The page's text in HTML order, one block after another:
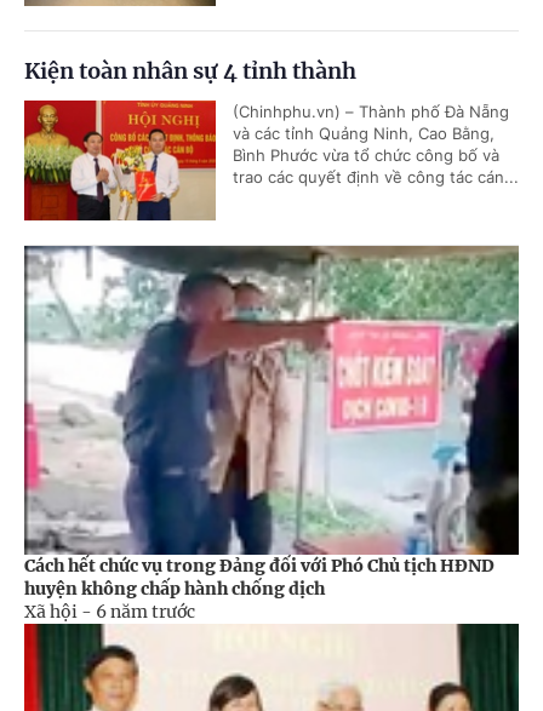
Kiện toàn nhân sự 4 tỉnh thành
(Chinhphu.vn) – Thành phố Đà Nẵng
và các tỉnh Quảng Ninh, Cao Bằng,
Bình Phước vừa tổ chức công bố và
trao các quyết định về công tác cán...
Cách hết chức vụ trong Đảng đối với Phó Chủ tịch HĐND
huyện không chấp hành chống dịch
Xã hội - 6 năm trước